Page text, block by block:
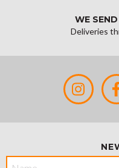
WE
Deliveries